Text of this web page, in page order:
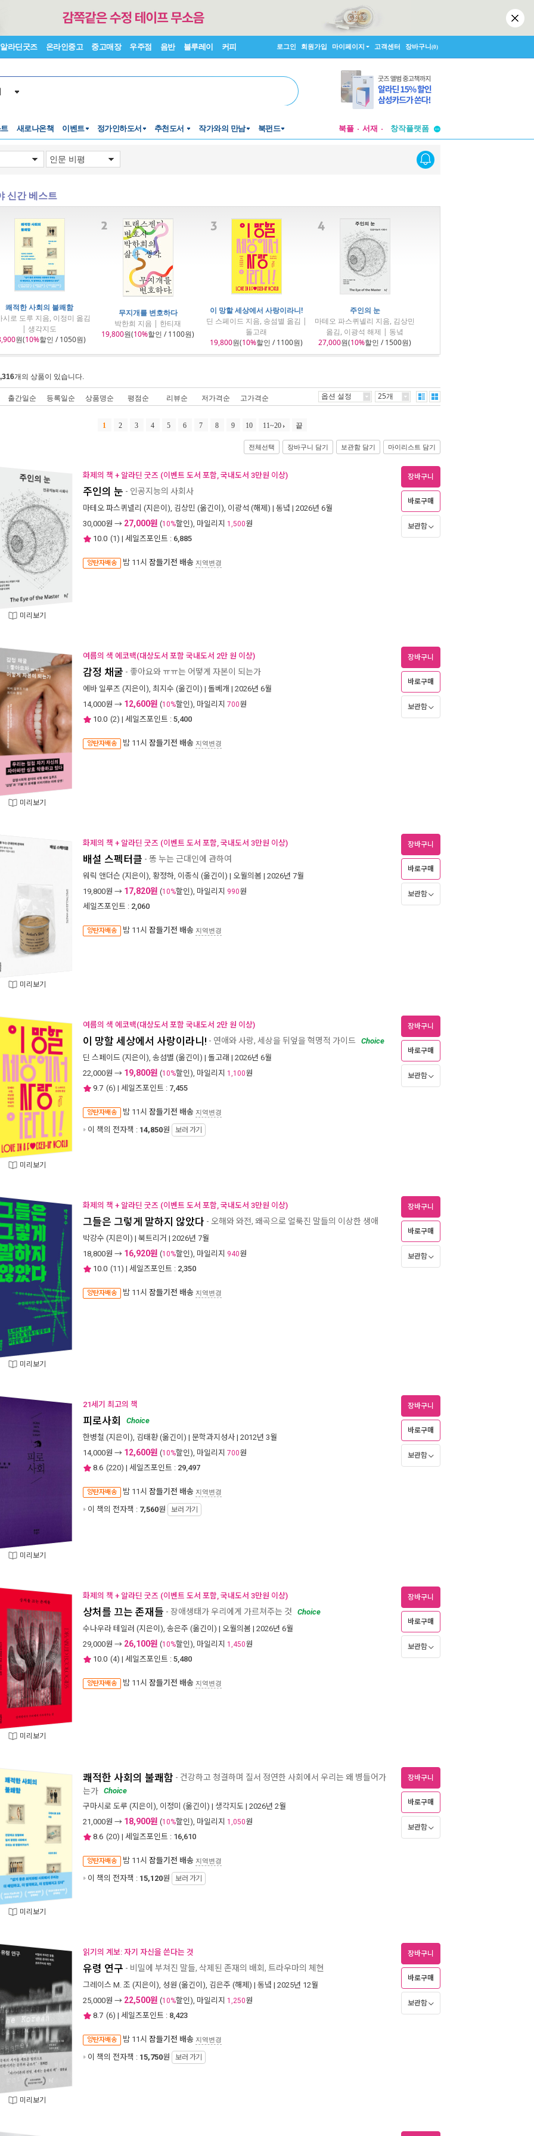
알라딘굿즈 온라인중고 중고매장 우주점 음반 블루레이 커피 로그인 회원가입 마이페이지 고객센터 장바구니(0)
새로나온책 이벤트 정가인하도서 추천도서 작가와의 만남 북펀드 북플 서재
창작플랫폼
신간 베스트
쾌적한 사회의 불쾌함
시로 도루 지음, 이정미 옮김
| 생각지도
원(10%할인 / 1050원)
무지개를 변호하다
박한희 지음 | 한티재
19,800원(10%할인 / 1100원)
이 망할 세상에서 사랑이라니!
딘 스페이드 지음, 송섬별 옮김 |
돌고래
19,800원(10%할인 / 1100원)
주인의 눈
마테오 파스퀴넬리 지음, 김상민
옮김, 이광석 해제 | 동녘
27,000원(10%할인 / 1500원)
개의 상품이 있습니다.
출간일순 등록일순 상품명순 평점순 리뷰순 저가격순 고가격순 옵션 설정 25개
1 2 3 4 5 6 7 8 9 10 11~20 끝
전체선택 장바구니 담기 보관함 담기 마이리스트 담기
미리보기
화제의 책 + 알라딘 굿즈 (이벤트 도서 포함, 국내도서 3만원 이상)
주인의 눈 - 인공지능의 사회사
마테오 파스퀴넬리 (지은이), 김상민 (옮긴이), 이광석 (해제) | 동녘 | 2026년 6월
30,000원 → 27,000원 (10%할인), 마일리지 1,500원
10.0 (1) | 세일즈포인트 : 6,885
양탄자배송 밤 11시 잠들기전 배송 지역변경
장바구니
바로구매
보관함
미리보기
여름의 색 에코백(대상도서 포함 국내도서 2만 원 이상)
감정 채굴 - 좋아요와 ㅠㅠ는 어떻게 자본이 되는가
에바 일루즈 (지은이), 최지수 (옮긴이) | 돌베개 | 2026년 6월
14,000원 → 12,600원 (10%할인), 마일리지 700원
10.0 (2) | 세일즈포인트 : 5,400
양탄자배송 밤 11시 잠들기전 배송 지역변경
장바구니
바로구매
보관함
미리보기
화제의 책 + 알라딘 굿즈 (이벤트 도서 포함, 국내도서 3만원 이상)
배설 스펙터클 - 똥 누는 근대인에 관하여
워릭 앤더슨 (지은이), 황정하, 이종식 (옮긴이) | 오월의봄 | 2026년 7월
19,800원 → 17,820원 (10%할인), 마일리지 990원
세일즈포인트 : 2,060
양탄자배송 밤 11시 잠들기전 배송 지역변경
장바구니
바로구매
보관함
미리보기
여름의 색 에코백(대상도서 포함 국내도서 2만 원 이상)
이 망할 세상에서 사랑이라니! - 연애와 사랑, 세상을 뒤엎을 혁명적 가이드 Choice
딘 스페이드 (지은이), 송섬별 (옮긴이) | 돌고래 | 2026년 6월
22,000원 → 19,800원 (10%할인), 마일리지 1,100원
9.7 (6) | 세일즈포인트 : 7,455
양탄자배송 밤 11시 잠들기전 배송 지역변경
이 책의 전자책 : 14,850원 보러 가기
장바구니
바로구매
보관함
미리보기
화제의 책 + 알라딘 굿즈 (이벤트 도서 포함, 국내도서 3만원 이상)
그들은 그렇게 말하지 않았다 - 오해와 와전, 왜곡으로 얼룩진 말들의 이상한 생애
박강수 (지은이) | 북트리거 | 2026년 7월
18,800원 → 16,920원 (10%할인), 마일리지 940원
10.0 (11) | 세일즈포인트 : 2,350
양탄자배송 밤 11시 잠들기전 배송 지역변경
장바구니
바로구매
보관함
미리보기
21세기 최고의 책
피로사회
Choice
한병철 (지은이), 김태환(옮긴이) | 문학과지성사 | 2012년 3월
14,000원 → 12,600원 (10%할인), 마일리지 700원
8.6 (220) | 세일즈포인트 : 29,497
양탄자배송 밤 11시 잠들기전 배송 지역변경
이 책의 전자책 : 7,560원 보러 가기
장바구니
바로구매
보관함
미리보기
화제의 책 + 알라딘 굿즈 (이벤트 도서 포함, 국내도서 3만원 이상)
상처를 끄는 존재들 - 장애생태가 우리에게 가르쳐주는 것
Choice
수나우라 테일러 (지은이), 송은주 (옮긴이) | 오월의봄 | 2026년 6월
29,000원 → 26,100원 (10%할인), 마일리지 1,450원
10.0 (4) | 세일즈포인트 : 5,480
양탄자배송 밤 11시 잠들기전 배송 지역변경
장바구니
바로구매
보관함
미리보기
쾌적한 사회의 불쾌함 - 건강하고 청결하며 질서 정연한 사회에서 우리는 왜 병들어가
는가 Choice
구마시로 도루 (지은이), 이정미 (옮긴이) | 생각지도 | 2026년 2월
21,000원 → 18,900원 (10%할인), 마일리지 1,050원
8.6 (20) | 세일즈포인트 : 16,610
양탄자배송 밤 11시 잠들기전 배송 지역변경
이 책의 전자책 : 15,120원 보러 가기
장바구니
바로구매
보관함
미리보기
읽기의 계보: 자기 자신을 쓴다는 것
유령 연구 - 비밀에 부쳐진 말들, 삭제된 존재의 배회, 트라우마의 체현
그레이스 M. 조 (지은이), 성원 (옮긴이), 김은주 (해제) | 동녘 | 2025년 12월
25,000원 → 22,500원 (10%할인), 마일리지 1,250원
8.7 (6) | 세일즈포인트 : 8,423
양탄자배송 밤 11시 잠들기전 배송 지역변경
이 책의 전자책 : 15,750원 보러 가기
장바구니
바로구매
보관함